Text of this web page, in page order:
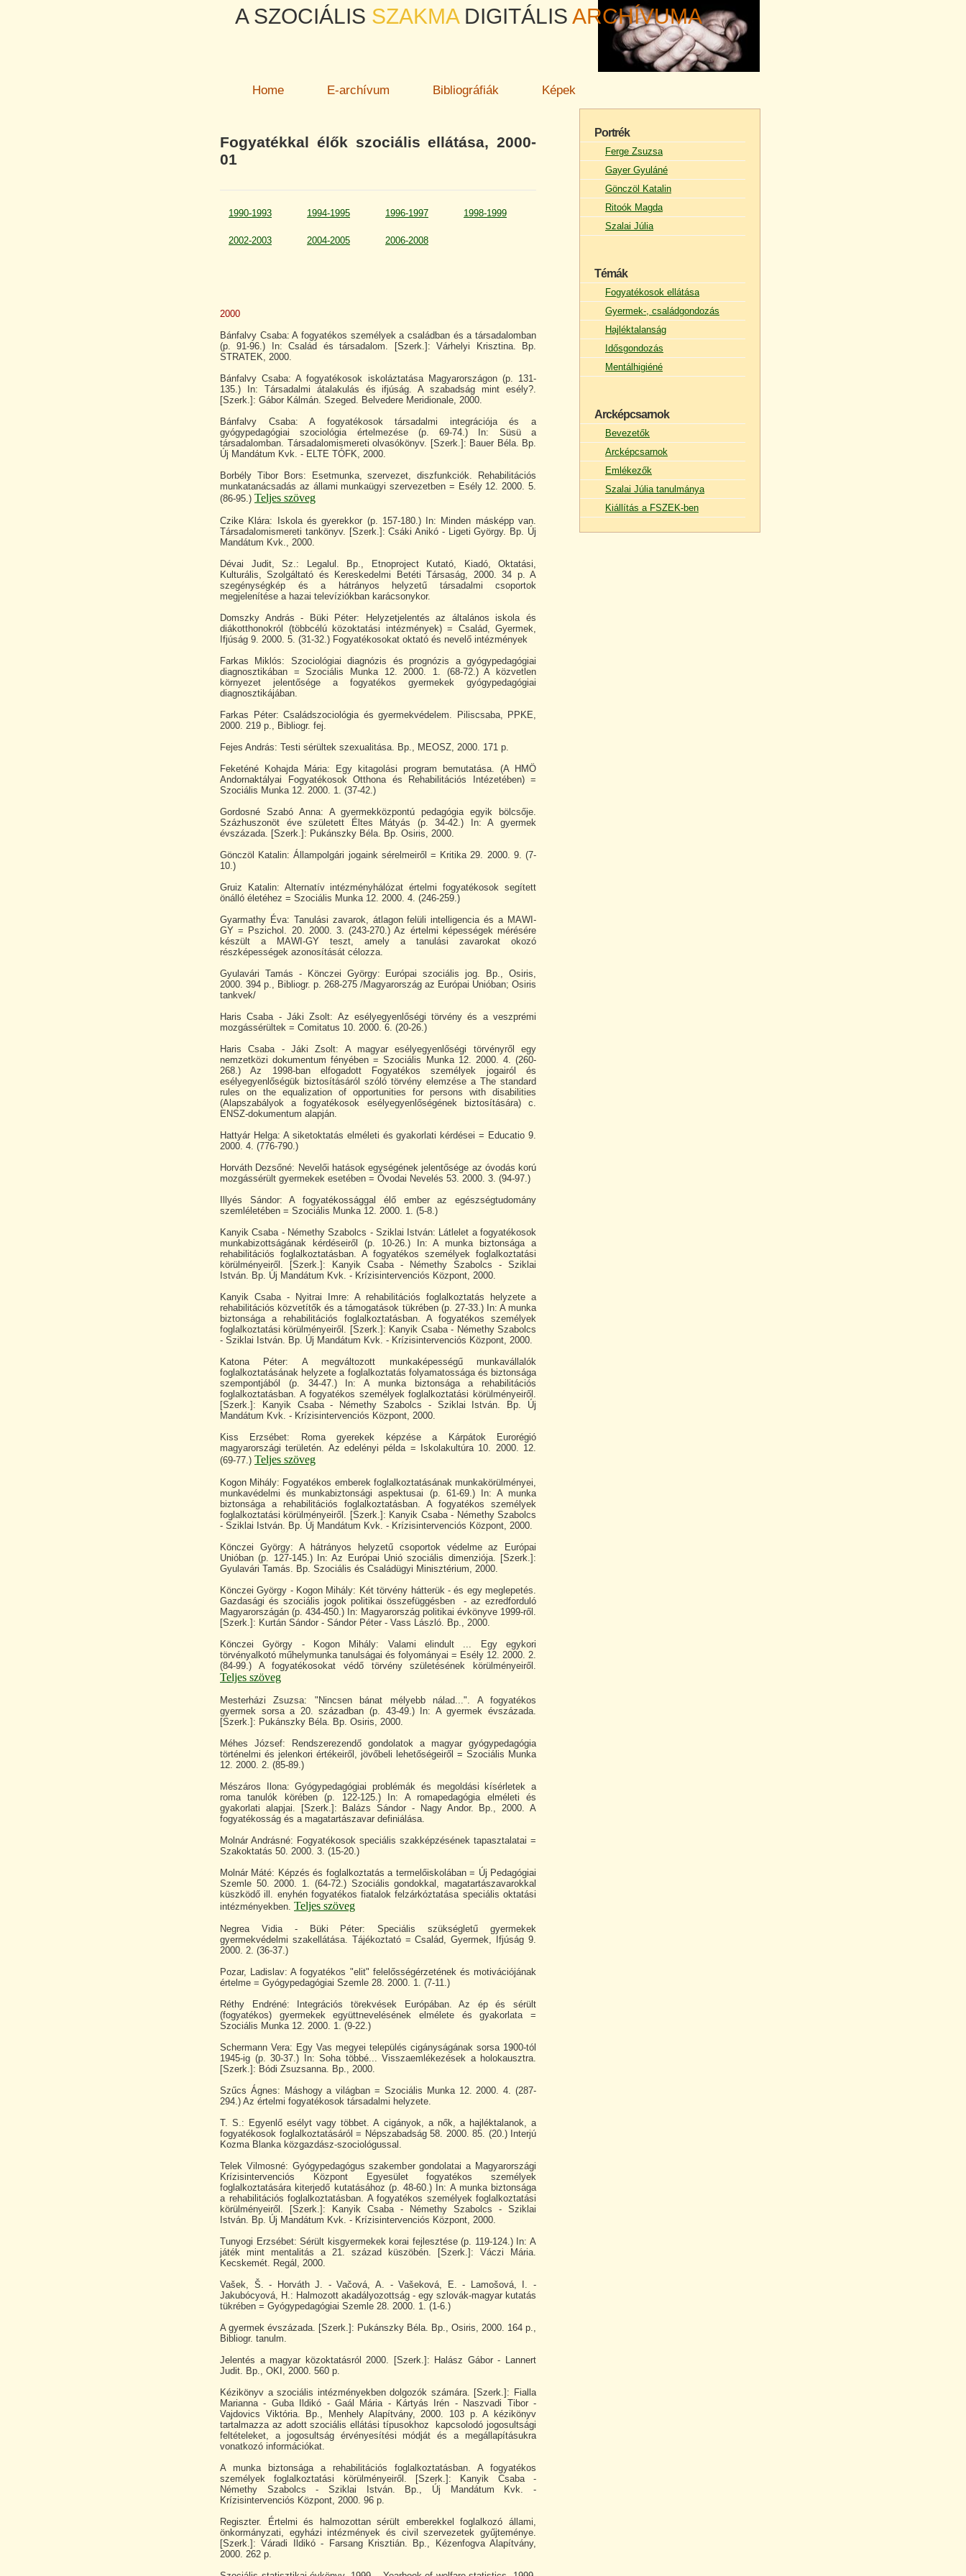
A SZOCIÁLIS SZAKMA DIGITÁLIS ARCHÍVUMA
Home E-archívum Bibliográfiák Képek
Fogyatékkal élők szociális ellátása, 2000-
01
1990-1993 1994-1995 1996-1997 1998-1999
2002-2003 2004-2005 2006-2008
2000
Bánfalvy Csaba: A fogyatékos személyek a családban és a társadalomban
(p. 91-96.) In: Család és társadalom. [Szerk.]: Várhelyi Krisztina. Bp.
STRATEK, 2000.
Bánfalvy Csaba: A fogyatékosok iskoláztatása Magyarországon (p. 131-
135.) In: Társadalmi átalakulás és ifjúság. A szabadság mint esély?.
[Szerk.]: Gábor Kálmán. Szeged. Belvedere Meridionale, 2000.
Bánfalvy Csaba: A fogyatékosok társadalmi integrációja és a
gyógypedagógiai szociológia értelmezése (p. 69-74.) In: Süsü a
társadalomban. Társadalomismereti olvasókönyv. [Szerk.]: Bauer Béla. Bp.
Új Mandátum Kvk. - ELTE TÓFK, 2000.
Borbély Tibor Bors: Esetmunka, szervezet, diszfunkciók. Rehabilitációs
munkatanácsadás az állami munkaügyi szervezetben = Esély 12. 2000. 5.
(86-95.) Teljes szöveg
Czike Klára: Iskola és gyerekkor (p. 157-180.) In: Minden másképp van.
Társadalomismereti tankönyv. [Szerk.]: Csáki Anikó - Ligeti György. Bp. Új
Mandátum Kvk., 2000.
Dévai Judit, Sz.: Legalul. Bp., Etnoproject Kutató, Kiadó, Oktatási,
Kulturális, Szolgáltató és Kereskedelmi Betéti Társaság, 2000. 34 p. A
szegénységkép és a hátrányos helyzetű társadalmi csoportok
megjelenítése a hazai televíziókban karácsonykor.
Domszky András - Büki Péter: Helyzetjelentés az általános iskola és
diákotthonokról (többcélú közoktatási intézmények) = Család, Gyermek,
Ifjúság 9. 2000. 5. (31-32.) Fogyatékosokat oktató és nevelő intézmények
Farkas Miklós: Szociológiai diagnózis és prognózis a gyógypedagógiai
diagnosztikában = Szociális Munka 12. 2000. 1. (68-72.) A közvetlen
környezet jelentősége a fogyatékos gyermekek gyógypedagógiai
diagnosztikájában.
Farkas Péter: Családszociológia és gyermekvédelem. Piliscsaba, PPKE,
2000. 219 p., Bibliogr. fej.
Fejes András: Testi sérültek szexualitása. Bp., MEOSZ, 2000. 171 p.
Feketéné Kohajda Mária: Egy kitagolási program bemutatása. (A HMÖ
Andornaktályai Fogyatékosok Otthona és Rehabilitációs Intézetében) =
Szociális Munka 12. 2000. 1. (37-42.)
Gordosné Szabó Anna: A gyermekközpontú pedagógia egyik bölcsője.
Százhuszonöt éve született Éltes Mátyás (p. 34-42.) In: A gyermek
évszázada. [Szerk.]: Pukánszky Béla. Bp. Osiris, 2000.
Gönczöl Katalin: Állampolgári jogaink sérelmeiről = Kritika 29. 2000. 9. (7-
10.)
Gruiz Katalin: Alternatív intézményhálózat értelmi fogyatékosok segített
önálló életéhez = Szociális Munka 12. 2000. 4. (246-259.)
Gyarmathy Éva: Tanulási zavarok, átlagon felüli intelligencia és a MAWI-
GY = Pszichol. 20. 2000. 3. (243-270.) Az értelmi képességek mérésére
készült a MAWI-GY teszt, amely a tanulási zavarokat okozó
részképességek azonosítását célozza.
Gyulavári Tamás - Könczei György: Európai szociális jog. Bp., Osiris,
2000. 394 p., Bibliogr. p. 268-275 /Magyarország az Európai Unióban; Osiris
tankvek/
Haris Csaba - Jáki Zsolt: Az esélyegyenlőségi törvény és a veszprémi
mozgássérültek = Comitatus 10. 2000. 6. (20-26.)
Haris Csaba - Jáki Zsolt: A magyar esélyegyenlőségi törvényről egy
nemzetközi dokumentum fényében = Szociális Munka 12. 2000. 4. (260-
268.) Az 1998-ban elfogadott Fogyatékos személyek jogairól és
esélyegyenlőségük biztosításáról szóló törvény elemzése a The standard
rules on the equalization of opportunities for persons with disabilities
(Alapszabályok a fogyatékosok esélyegyenlőségének biztosítására) c.
ENSZ-dokumentum alapján.
Hattyár Helga: A siketoktatás elméleti és gyakorlati kérdései = Educatio 9.
2000. 4. (776-790.)
Horváth Dezsőné: Nevelői hatások egységének jelentősége az óvodás korú
mozgássérült gyermekek esetében = Óvodai Nevelés 53. 2000. 3. (94-97.)
Illyés Sándor: A fogyatékossággal élő ember az egészségtudomány
szemléletében = Szociális Munka 12. 2000. 1. (5-8.)
Kanyik Csaba - Némethy Szabolcs - Sziklai István: Látlelet a fogyatékosok
munkabizottságának kérdéseiről (p. 10-26.) In: A munka biztonsága a
rehabilitációs foglalkoztatásban. A fogyatékos személyek foglalkoztatási
körülményeiről. [Szerk.]: Kanyik Csaba - Némethy Szabolcs - Sziklai
István. Bp. Új Mandátum Kvk. - Krízisintervenciós Központ, 2000.
Kanyik Csaba - Nyitrai Imre: A rehabilitációs foglalkoztatás helyzete a
rehabilitációs közvetítők és a támogatások tükrében (p. 27-33.) In: A munka
biztonsága a rehabilitációs foglalkoztatásban. A fogyatékos személyek
foglalkoztatási körülményeiről. [Szerk.]: Kanyik Csaba - Némethy Szabolcs
- Sziklai István. Bp. Új Mandátum Kvk. - Krízisintervenciós Központ, 2000.
Katona Péter: A megváltozott munkaképességű munkavállalók
foglalkoztatásának helyzete a foglalkoztatás folyamatossága és biztonsága
szempontjából (p. 34-47.) In: A munka biztonsága a rehabilitációs
foglalkoztatásban. A fogyatékos személyek foglalkoztatási körülményeiről.
[Szerk.]: Kanyik Csaba - Némethy Szabolcs - Sziklai István. Bp. Új
Mandátum Kvk. - Krízisintervenciós Központ, 2000.
Kiss Erzsébet: Roma gyerekek képzése a Kárpátok Eurorégió
magyarországi területén. Az edelényi példa = Iskolakultúra 10. 2000. 12.
(69-77.) Teljes szöveg
Kogon Mihály: Fogyatékos emberek foglalkoztatásának munkakörülményei,
munkavédelmi és munkabiztonsági aspektusai (p. 61-69.) In: A munka
biztonsága a rehabilitációs foglalkoztatásban. A fogyatékos személyek
foglalkoztatási körülményeiről. [Szerk.]: Kanyik Csaba - Némethy Szabolcs
- Sziklai István. Bp. Új Mandátum Kvk. - Krízisintervenciós Központ, 2000.
Könczei György: A hátrányos helyzetű csoportok védelme az Európai
Unióban (p. 127-145.) In: Az Európai Unió szociális dimenziója. [Szerk.]:
Gyulavári Tamás. Bp. Szociális és Családügyi Minisztérium, 2000.
Könczei György - Kogon Mihály: Két törvény hátterük - és egy meglepetés.
Gazdasági és szociális jogok politikai összefüggésben - az ezredforduló
Magyarországán (p. 434-450.) In: Magyarország politikai évkönyve 1999-ről.
[Szerk.]: Kurtán Sándor - Sándor Péter - Vass László. Bp., 2000.
Könczei György - Kogon Mihály: Valami elindult ... Egy egykori
törvényalkotó műhelymunka tanulságai és folyományai = Esély 12. 2000. 2.
(84-99.) A fogyatékosokat védő törvény születésének körülményeiről.
Teljes szöveg
Mesterházi Zsuzsa: "Nincsen bánat mélyebb nálad...". A fogyatékos
gyermek sorsa a 20. században (p. 43-49.) In: A gyermek évszázada.
[Szerk.]: Pukánszky Béla. Bp. Osiris, 2000.
Méhes József: Rendszerezendő gondolatok a magyar gyógypedagógia
történelmi és jelenkori értékeiről, jövőbeli lehetőségeiről = Szociális Munka
12. 2000. 2. (85-89.)
Mészáros Ilona: Gyógypedagógiai problémák és megoldási kísérletek a
roma tanulók körében (p. 122-125.) In: A romapedagógia elméleti és
gyakorlati alapjai. [Szerk.]: Balázs Sándor - Nagy Andor. Bp., 2000. A
fogyatékosság és a magatartászavar definiálása.
Molnár Andrásné: Fogyatékosok speciális szakképzésének tapasztalatai =
Szakoktatás 50. 2000. 3. (15-20.)
Molnár Máté: Képzés és foglalkoztatás a termelőiskolában = Új Pedagógiai
Szemle 50. 2000. 1. (64-72.) Szociális gondokkal, magatartászavarokkal
küszködő ill. enyhén fogyatékos fiatalok felzárkóztatása speciális oktatási
intézményekben. Teljes szöveg
Negrea Vidia - Büki Péter: Speciális szükségletű gyermekek
gyermekvédelmi szakellátása. Tájékoztató = Család, Gyermek, Ifjúság 9.
2000. 2. (36-37.)
Pozar, Ladislav: A fogyatékos "elit" felelősségérzetének és motivációjának
értelme = Gyógypedagógiai Szemle 28. 2000. 1. (7-11.)
Réthy Endréné: Integrációs törekvések Európában. Az ép és sérült
(fogyatékos) gyermekek együttnevelésének elmélete és gyakorlata =
Szociális Munka 12. 2000. 1. (9-22.)
Schermann Vera: Egy Vas megyei település cigányságának sorsa 1900-tól
1945-ig (p. 30-37.) In: Soha többé... Visszaemlékezések a holokausztra.
[Szerk.]: Bódi Zsuzsanna. Bp., 2000.
Szűcs Ágnes: Máshogy a világban = Szociális Munka 12. 2000. 4. (287-
294.) Az értelmi fogyatékosok társadalmi helyzete.
T. S.: Egyenlő esélyt vagy többet. A cigányok, a nők, a hajléktalanok, a
fogyatékosok foglalkoztatásáról = Népszabadság 58. 2000. 85. (20.) Interjú
Kozma Blanka közgazdász-szociológussal.
Telek Vilmosné: Gyógypedagógus szakember gondolatai a Magyarországi
Krízisintervenciós Központ Egyesület fogyatékos személyek
foglalkoztatására kiterjedő kutatásához (p. 48-60.) In: A munka biztonsága
a rehabilitációs foglalkoztatásban. A fogyatékos személyek foglalkoztatási
körülményeiről. [Szerk.]: Kanyik Csaba - Némethy Szabolcs - Sziklai
István. Bp. Új Mandátum Kvk. - Krízisintervenciós Központ, 2000.
Tunyogi Erzsébet: Sérült kisgyermekek korai fejlesztése (p. 119-124.) In: A
játék mint mentalitás a 21. század küszöbén. [Szerk.]: Váczi Mária.
Kecskemét. Regál, 2000.
Vašek, Š. - Horváth J. - Vačová, A. - Vašeková, E. - Lamošová, I. -
Jakubócyová, H.: Halmozott akadályozottság - egy szlovák-magyar kutatás
tükrében = Gyógypedagógiai Szemle 28. 2000. 1. (1-6.)
A gyermek évszázada. [Szerk.]: Pukánszky Béla. Bp., Osiris, 2000. 164 p.,
Bibliogr. tanulm.
Jelentés a magyar közoktatásról 2000. [Szerk.]: Halász Gábor - Lannert
Judit. Bp., OKI, 2000. 560 p.
Kézikönyv a szociális intézményekben dolgozók számára. [Szerk.]: Fialla
Marianna - Guba Ildikó - Gaál Mária - Kártyás Irén - Naszvadi Tibor -
Vajdovics Viktória. Bp., Menhely Alapítvány, 2000. 103 p. A kézikönyv
tartalmazza az adott szociális ellátási típusokhoz kapcsolodó jogosultsági
feltételeket, a jogosultság érvényesítési módját és a megállapításukra
vonatkozó információkat.
A munka biztonsága a rehabilitációs foglalkoztatásban. A fogyatékos
személyek foglalkoztatási körülményeiről. [Szerk.]: Kanyik Csaba -
Némethy Szabolcs - Sziklai István. Bp., Új Mandátum Kvk. -
Krízisintervenciós Központ, 2000. 96 p.
Regiszter. Értelmi és halmozottan sérült emberekkel foglalkozó állami,
önkormányzati, egyházi intézmények és civil szervezetek gyűjteménye.
[Szerk.]: Váradi Ildikó - Farsang Krisztián. Bp., Kézenfogva Alapítvány,
2000. 262 p.
Portrék
Ferge Zsuzsa
Gayer Gyuláné
Gönczöl Katalin
Ritoók Magda
Szalai Júlia
Témák
Fogyatékosok ellátása
Gyermek-, családgondozás
Hajléktalanság
Idősgondozás
Mentálhigiéné
Arcképcsarnok
Bevezetők
Arcképcsarnok
Emlékezők
Szalai Júlia tanulmánya
Kiállítás a FSZEK-ben